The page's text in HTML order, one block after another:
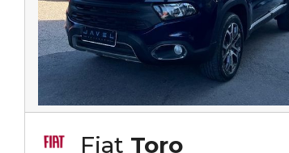
Fiat Toro